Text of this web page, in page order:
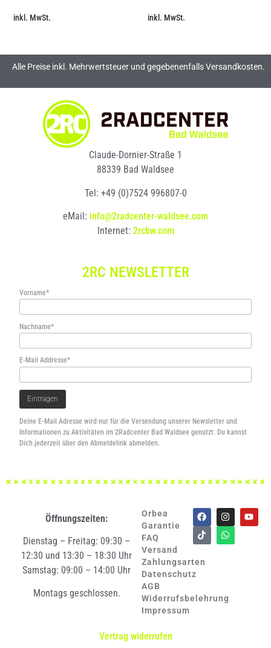
inkl. MwSt. inkl. MwSt.
Alle Preise inkl. Mehrwertsteuer und gegebenenfalls Versandkosten.
Claude-Dornier-Straße 1
88339 Bad Waldsee
Tel: +49 (0)7524 996807-0
eMail: info@2radcenter-waldsee.com
Internet: 2rcbw.com
2RC NEWSLETTER
Vorname*
Nachname*
E-Mail Addresse*
Deine E-Mail Adresse wird nur für die Versendung unserer Newsletter und
Informationen zu Aktivitäten im 2Radcenter Bad Waldsee genutzt. Du kannst
Dich jederzeit über den Abmeldelink abmelden.
Öffnungszeiten:
Dienstag – Freitag: 09:30 –
12:30 und 13:30 – 18:30 Uhr
Samstag: 09:00 – 14:00 Uhr
Montags geschlossen.
Orbea
Garantie
FAQ
Versand
Zahlungsarten
Datenschutz
AGB
Widerrufsbelehrung
Impressum
Vertrag widerrufen